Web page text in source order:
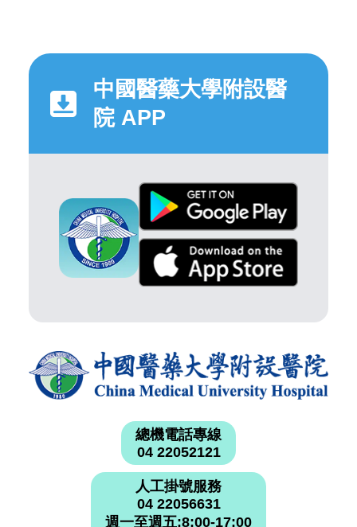
中國醫藥大學附設醫
院 APP
總機電話專線
04 22052121
人工掛號服務
04 22056631
週一至週五:8:00-17:00